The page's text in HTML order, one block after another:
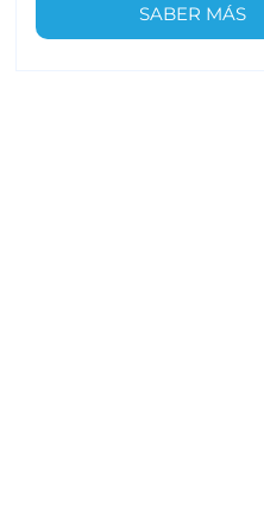
SABER MÁS